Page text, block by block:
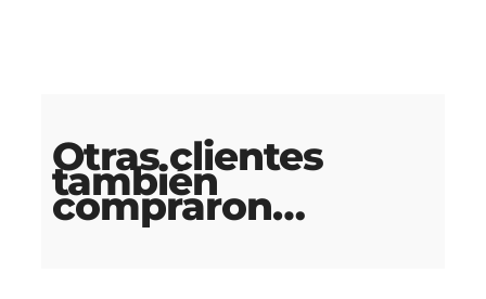
Otras clientes
también
compraron…